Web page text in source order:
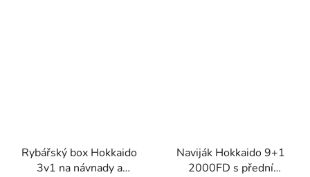
Rybářský box Hokkaido
3v1 na návnady a
Naviják Hokkaido 9+1
2000FD s přední